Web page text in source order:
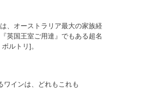
、オーストラリア最大の家族経
英国王室ご用達』でもある超名
ルトリ]。
ワインは、どれもこれも